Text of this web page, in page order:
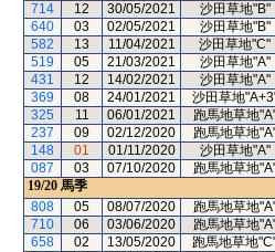
714
12 30/05/2021 沙田草地"B"
640
03 02/05/2021 沙田草地"B"
582
13 11/04/2021 沙田草地"C"
519
05 21/03/2021 沙田草地"A"
431
12 14/02/2021 沙田草地"A"
369
08 24/01/2021 沙田草地
325
11 06/01/2021 跑馬地草地
237
09 02/12/2020 跑馬地草地
148
01 01/11/2020 沙田草地"A"
087
03 07/10/2020 跑馬地草地
19/20 馬季
808
05 08/07/2020 跑馬地草地
710
06 03/06/2020 跑馬地草地
658
02 13/05/2020 跑馬地草地